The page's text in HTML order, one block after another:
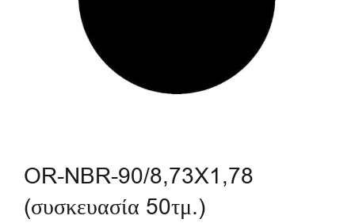
OR-NBR-90/8,73X1,78
(συσκευασία 50τμ.)